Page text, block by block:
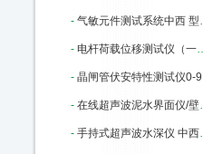
- 气敏元件测试系统中西 型号:WS-30A库号：M368882
- 电杆荷载位移测试仪（一屏）中西型号:WY18-170436库号：M170436
- 晶闸管伏安特性测试仪0-9000V 型号:KM1-DBC-021库号：M205309
- 在线超声波泥水界面仪/壁挂式超声泥水界面仪中西 型号:CQ01-MH-Y5A库号：M23018
- 手持式超声波水深仪 中西器材优势 50米 型号:CQ01-D130库号：M43497